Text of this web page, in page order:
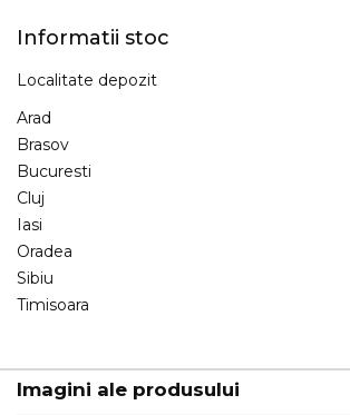
Informatii stoc
Localitate depozit
Arad
Brasov
Bucuresti
Cluj
Iasi
Oradea
Sibiu
Timisoara
Imagini ale produsului